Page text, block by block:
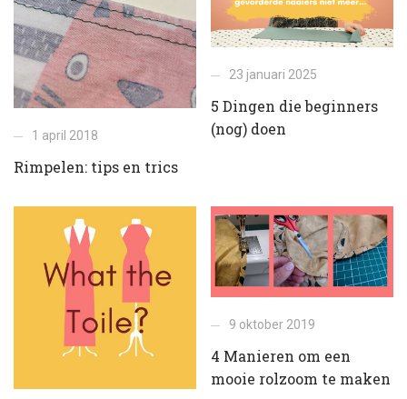
1 april 2018
Rimpelen: tips en trics
23 januari 2025
5 Dingen die beginners
(nog) doen
9 oktober 2019
4 Manieren om een
mooie rolzoom te maken